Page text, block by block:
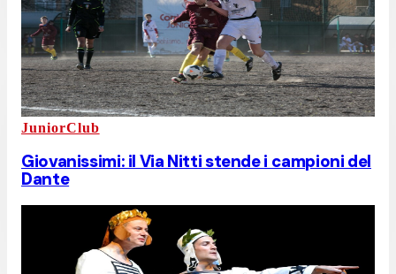
JuniorClub
Giovanissimi: il Via Nitti stende i campioni del
Dante